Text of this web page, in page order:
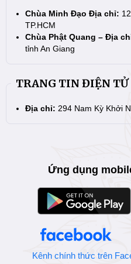
Chùa Minh Đạo Địa chỉ:
TP.HCM
Chùa Phật Quang – Địa
tỉnh An Giang
TRANG TIN ĐIỆN TỬ
Địa chỉ: 294 Nam Kỳ Khởi
Ứng dụng
Kênh chính thức trên